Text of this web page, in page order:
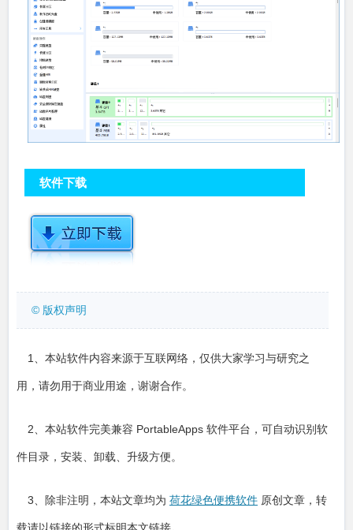
软件下载
© 版权声明
1、本站软件内容来源于互联网络，仅供大家学习与研究之
用，请勿用于商业用途，谢谢合作。
2、本站软件完美兼容 PortableApps 软件平台，可自动识别软
件目录，安装、卸载、升级方便。
3、除非注明，本站文章均为 荷花绿色便携软件 原创文章，转
载请以链接的形式标明本文链接。